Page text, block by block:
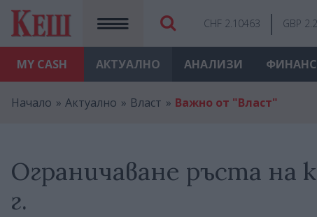
MY CASH
CHF 2.10463 GBP
АКТУАЛНО АНАЛИЗИ
Начало Актуално Власт Важно от "Власт"
Ограничаване ръста на
г.